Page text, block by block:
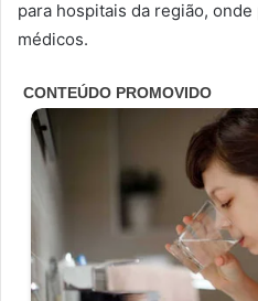
para hospitais da região,
médicos.